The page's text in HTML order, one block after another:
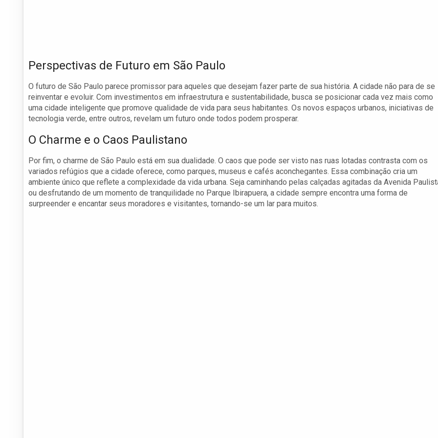
Perspectivas de Futuro em São Paulo
O futuro de São Paulo parece promissor para aqueles que desejam fazer parte de sua história. A cidade não para de se
reinventar e evoluir. Com investimentos em infraestrutura e sustentabilidade, busca se posicionar cada vez mais como
uma cidade inteligente que promove qualidade de vida para seus habitantes. Os novos espaços urbanos, iniciativas de
tecnologia verde, entre outros, revelam um futuro onde todos podem prosperar.
O Charme e o Caos Paulistano
Por fim, o charme de São Paulo está em sua dualidade. O caos que pode ser visto nas ruas lotadas contrasta com os
variados refúgios que a cidade oferece, como parques, museus e cafés aconchegantes. Essa combinação cria um
ambiente único que reflete a complexidade da vida urbana. Seja caminhando pelas calçadas agitadas da Avenida
ou desfrutando de um momento de tranquilidade no Parque Ibirapuera, a cidade sempre encontra uma forma de
surpreender e encantar seus moradores e visitantes, tornando-se um lar para muitos.